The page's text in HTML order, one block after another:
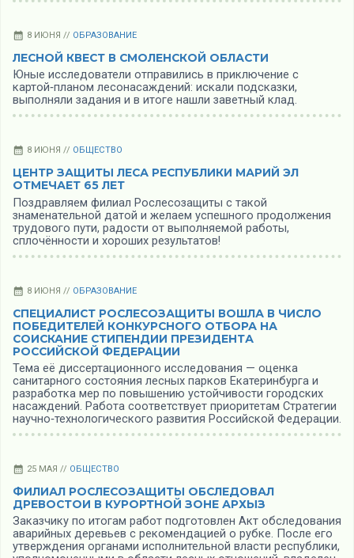
8 ИЮНЯ // ОБРАЗОВАНИЕ
ЛЕСНОЙ КВЕСТ В СМОЛЕНСКОЙ ОБЛАСТИ
Юные исследователи отправились в приключение с
картой‑планом лесонасаждений: искали подсказки,
выполняли задания и в итоге нашли заветный клад.
8 ИЮНЯ // ОБЩЕСТВО
ЦЕНТР ЗАЩИТЫ ЛЕСА РЕСПУБЛИКИ МАРИЙ ЭЛ
ОТМЕЧАЕТ 65 ЛЕТ
Поздравляем филиал Рослесозащиты с такой
знаменательной датой и желаем успешного продолжения
трудового пути, радости от выполняемой работы,
сплочённости и хороших результатов!
8 ИЮНЯ // ОБРАЗОВАНИЕ
СПЕЦИАЛИСТ РОСЛЕСОЗАЩИТЫ ВОШЛА В ЧИСЛО
ПОБЕДИТЕЛЕЙ КОНКУРСНОГО ОТБОРА НА
СОИСКАНИЕ СТИПЕНДИИ ПРЕЗИДЕНТА
РОССИЙСКОЙ ФЕДЕРАЦИИ
Тема её диссертационного исследования — оценка
санитарного состояния лесных парков Екатеринбурга и
разработка мер по повышению устойчивости городских
насаждений. Работа соответствует приоритетам Стратегии
научно‑технологического развития Российской Федерации.
25 МАЯ // ОБЩЕСТВО
ФИЛИАЛ РОСЛЕСОЗАЩИТЫ ОБСЛЕДОВАЛ
ДРЕВОСТОИ В КУРОРТНОЙ ЗОНЕ АРХЫЗ
Заказчику по итогам работ подготовлен Акт обследования
аварийных деревьев с рекомендацией о рубке. После его
утверждения органами исполнительной власти республики,